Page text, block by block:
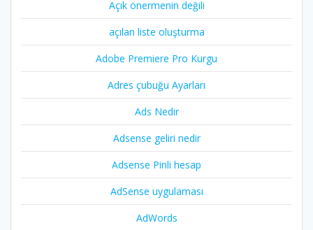
Açık önermenin değili
açılan liste oluşturma
Adobe Premiere Pro Kurgu
Adres çubuğu Ayarları
Ads Nedir
Adsense geliri nedir
Adsense Pinli hesap
AdSense uygulaması
AdWords